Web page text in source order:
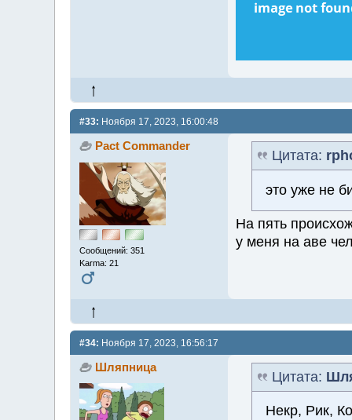
#33: Ноября 17, 2023, 16:00:48
Pact Commander
Сообщений: 351
Karma: 21
Цитата:
это уже не
На пять
у меня на аве
#34: Ноября 17, 2023, 16:56:17
Шляпница
Цитата:
Некр, Рик,